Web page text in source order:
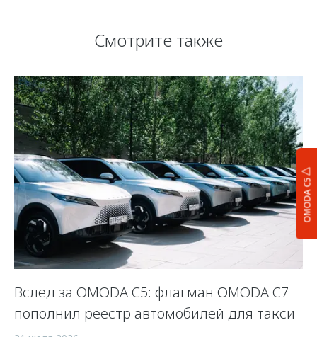
OMODA C5
Смотрите также
Вслед за OMODA C5: флагман OMODA C7
пополнил реестр автомобилей для такси